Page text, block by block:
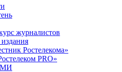
журналистов
Ростелекома»
PRO»